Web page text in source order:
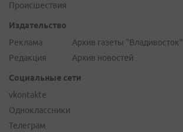
Происшествия
Издательство
Реклама
Редакция
Архив газеты "Владивосток"
Архив новостей
Социальные сети
vkontakte
Одноклассники
Телеграм